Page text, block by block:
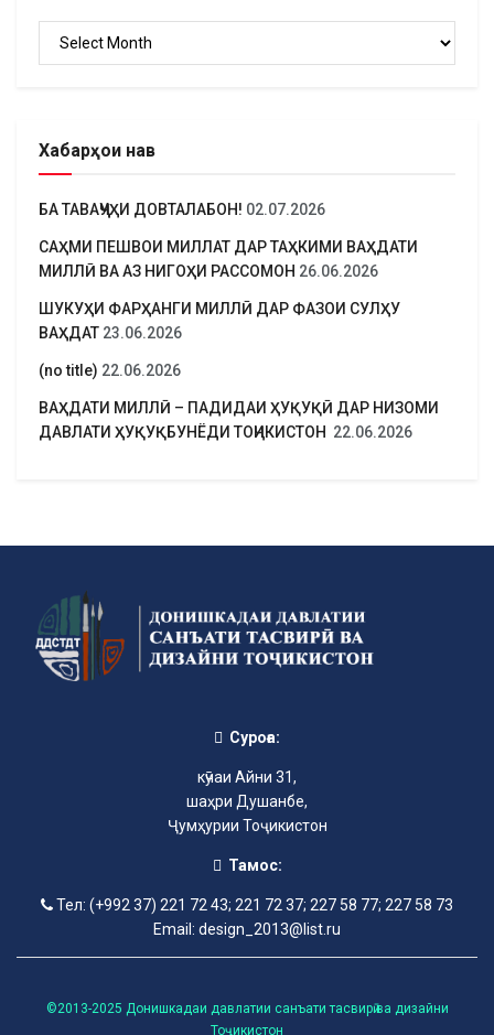
Хабарҳои нав
БА ТАВАҶҶУҲИ ДОВТАЛАБОН! 02.07.2026
САҲМИ ПЕШВОИ МИЛЛАТ ДАР ТАҲКИМИ ВАҲДАТИ
МИЛЛӢ ВА АЗ НИГОҲИ РАССОМОН 26.06.2026
ШУКУҲИ ФАРҲАНГИ МИЛЛӢ ДАР ФАЗОИ СУЛҲУ
ВАҲДАТ 23.06.2026
(no title) 22.06.2026
ВАҲДАТИ МИЛЛӢ – ПАДИДАИ ҲУҚУҚӢ ДАР НИЗОМИ
ДАВЛАТИ ҲУҚУҚБУНЁДИ ТОҶИКИСТОН 22.06.2026
Суроға:
кӯчаи Айни 31,
шаҳри Душанбе,
Ҷумҳурии Тоҷикистон
Тамос:
Тел: (+992 37) 221 72 43; 221 72 37; 227 58 77; 227 58 73
Email: design_2013@list.ru
©2013-2025 Донишкадаи давлатии санъати тасвирӣ ва дизайни
Тоҷикистон